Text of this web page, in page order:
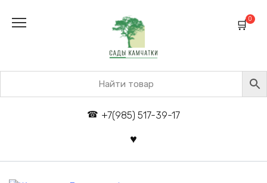
+7(985) 517-39-17
0